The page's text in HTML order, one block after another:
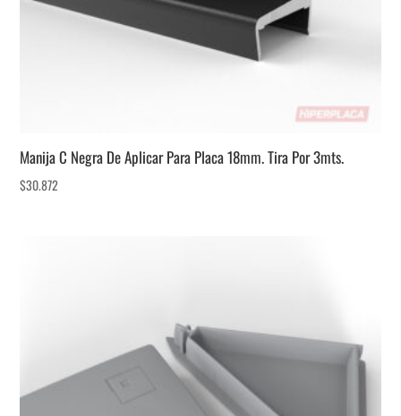
Manija C Negra De Aplicar Para Placa 18mm. Tira Por 3mts.
$30.872